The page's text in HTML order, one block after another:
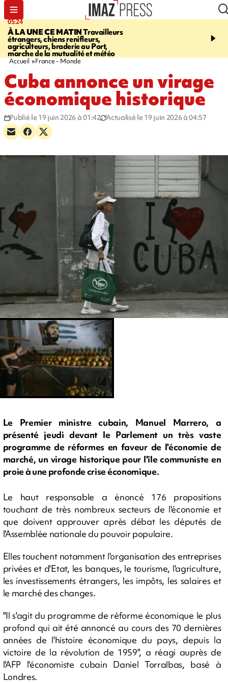
05:24
À LA UNE CE MATINTravailleurs
étrangers, chiens renifleurs,
agriculteurs, braderie au Port,
marche de la mutualité et météo
07:05
mobilisés pour traquer
Accueil France - Monde
Cuba annonce un virage
économique historique
Publié le 19 juin 2026 à 01:42 Actualisé le 19 juin 2026 à 04:57
Le Premier ministre cubain, Manuel Marrero, a
présenté jeudi devant le Parlement un très vaste
programme de réformes en faveur de l'économie de
marché, un virage historique pour l'île communiste en
proie à une profonde crise économique.
Le haut responsable a énoncé 176 propositions
touchant de très nombreux secteurs de l'économie et
que doivent approuver après débat les députés de
l'Assemblée nationale du pouvoir populaire.
Elles touchent notamment l'organisation des entreprises
privées et d'Etat, les banques, le tourisme, l'agriculture,
les investissements étrangers, les impôts, les salaires et
le marché des changes.
"Il s'agit du programme de réforme économique le plus
profond qui ait été annoncé au cours des 70 dernières
années de l'histoire économique du pays, depuis la
victoire de la révolution de 1959", a réagi auprès de
l'AFP l'économiste cubain Daniel Torralbas, basé à
Londres.